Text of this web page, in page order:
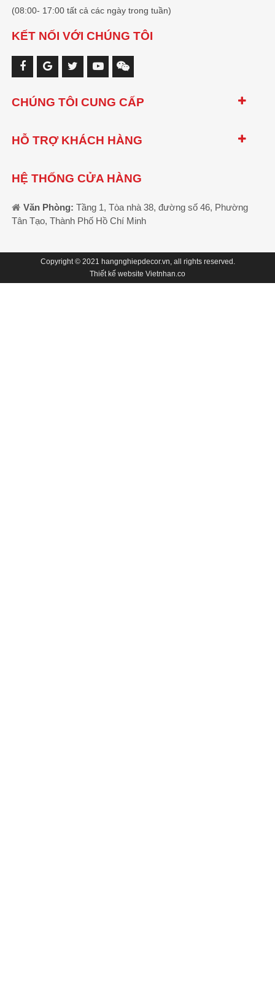
(08:00- 17:00 tất cả các ngày trong tuần)
KẾT NỐI VỚI CHÚNG TÔI
CHÚNG TÔI CUNG CẤP
HỖ TRỢ KHÁCH HÀNG
HỆ THỐNG CỬA HÀNG
Văn Phòng: Tầng 1, Tòa nhà 38, đường số 46, Phường
Tân Tạo, Thành Phố Hồ Chí Minh
Copyright © 2021 hangnghiepdecor.vn, all rights reserved.
Thiết kế website Vietnhan.co